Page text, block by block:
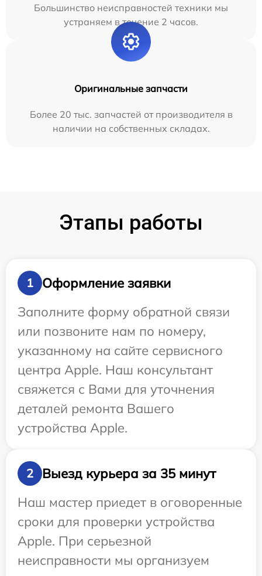
Большинство неисправностей техники мы
устраняем в течение 2 часов.
Оригинальные запчасти
Более 20 тыс. запчастей от производителя в
наличии на собственных складах.
Этапы работы
1
Оформление заявки
Заполните форму обратной связи
или позвоните нам по номеру,
указанному на сайте сервисного
центра Apple. Наш консультант
свяжется с Вами для уточнения
деталей ремонта Вашего
устройства Apple.
2
Выезд курьера за 35 минут
Наш мастер приедет в оговоренные
сроки для проверки устройства
Apple. При серьезной
неисправности мы организуем